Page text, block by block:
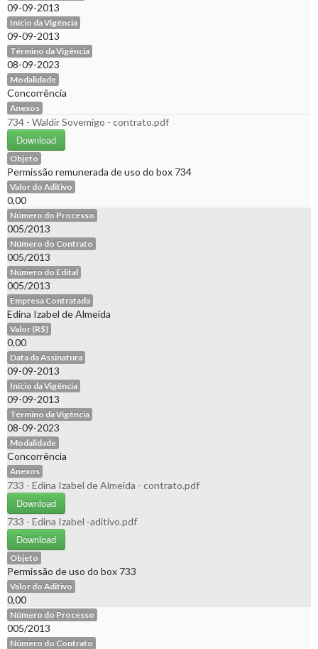
09-09-2013
Início da Vigência
09-09-2013
Término da Vigência
08-09-2023
Modalidade
Concorrência
Anexos
734 - Waldir Sovemigo - contrato.pdf
Download
Objeto
Permissão remunerada de uso do box 734
Valor do Aditivo
0,00
Número do Processo
005/2013
Número do Contrato
005/2013
Número do Edital
005/2013
Empresa Contratada
Edina Izabel de Almeida
Valor (R$)
0,00
Data da Assinatura
09-09-2013
Início da Vigência
09-09-2013
Término da Vigência
08-09-2023
Modalidade
Concorrência
Anexos
733 - Edina Izabel de Almeida - contrato.pdf
Download
733 - Edina Izabel -aditivo.pdf
Download
Objeto
Permissão de uso do box 733
Valor do Aditivo
0,00
Número do Processo
005/2013
Número do Contrato